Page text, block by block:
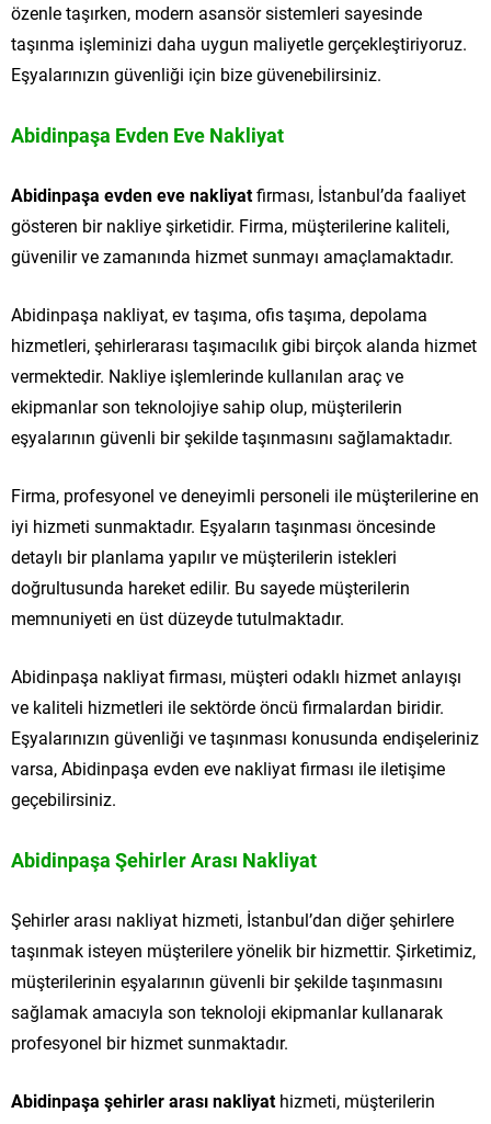
özenle taşırken, modern asansör sistemleri sayesinde
taşınma işleminizi daha uygun maliyetle gerçekleştiriyoruz.
Eşyalarınızın güvenliği için bize güvenebilirsiniz.
Abidinpaşa Evden Eve Nakliyat
Abidinpaşa evden eve nakliyatfirması, İstanbul’da faaliyet
gösteren bir nakliye şirketidir. Firma, müşterilerine kaliteli,
güvenilir ve zamanında hizmet sunmayı amaçlamaktadır.
Abidinpaşa nakliyat, ev taşıma, ofis taşıma, depolama
hizmetleri, şehirlerarası taşımacılık gibi birçok alanda hizmet
vermektedir. Nakliye işlemlerinde kullanılan araç ve
ekipmanlar son teknolojiye sahip olup, müşterilerin
eşyalarının güvenli bir şekilde taşınmasını sağlamaktadır.
Firma, profesyonel ve deneyimli personeli ile müşterilerine en
iyi hizmeti sunmaktadır. Eşyaların taşınması öncesinde
detaylı bir planlama yapılır ve müşterilerin istekleri
doğrultusunda hareket edilir. Bu sayede müşterilerin
memnuniyeti en üst düzeyde tutulmaktadır.
Abidinpaşa nakliyat firması, müşteri odaklı hizmet anlayışı
ve kaliteli hizmetleri ile sektörde öncü firmalardan biridir.
Eşyalarınızın güvenliği ve taşınması konusunda endişeleriniz
varsa, Abidinpaşa evden eve nakliyat firması ile iletişime
geçebilirsiniz.
Abidinpaşa Şehirler Arası Nakliyat
Şehirler arası nakliyat hizmeti, İstanbul’dan diğer şehirlere
taşınmak isteyen müşterilere yönelik bir hizmettir. Şirketimiz,
müşterilerinin eşyalarının güvenli bir şekilde taşınmasını
sağlamak amacıyla son teknoloji ekipmanlar kullanarak
profesyonel bir hizmet sunmaktadır.
Abidinpaşa şehirler arası nakliyathizmeti, müşterilerin